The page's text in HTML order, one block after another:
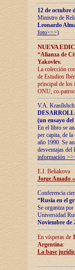
12 de octubre
Ministro de
Leonardo
foto>>>)
NUEVA
“Alianza de
Yakovlev.
La colección
de Estudios
principal de los
ONU, co-
V.A.
(un ensayo
En el libro se
per capita, de
año 1990. Se
desventajas
información
E.I. Beliakova
Jorge Amado
Conferencia
“Rusia en el
Se organiza
Universidad
Noviembre de
En vísperas de
Argentina:
La base